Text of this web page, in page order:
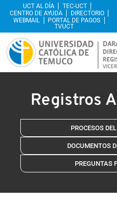
UCT AL DÍA
TEC-UCT
CENTRO DE AYUDA
DIRECTORIO
WEBMAIL
PORTAL DE PAGOS
TVUCT
Registros
PROCESOS
DOCUMENTOS
PREGUNTAS